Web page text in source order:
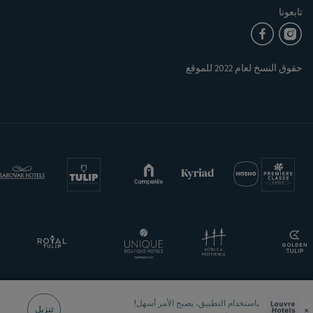
تابعونا
حقوق النسخ لعام 2022 للموقع
× باستخدام التطبيق، يصبح الأمر أسهل!
تنزيل